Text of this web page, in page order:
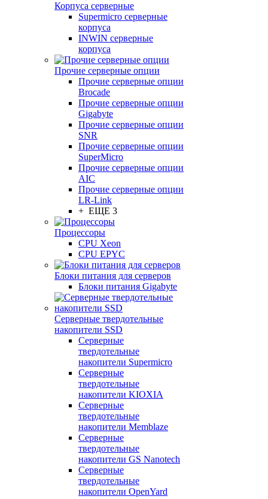
Корпуса серверные
Supermicro серверные
корпуса
INWIN серверные
корпуса
Прочие серверные опции
Прочие серверные опции
Brocade
Прочие серверные опции
Gigabyte
Прочие серверные опции
SNR
Прочие серверные опции
SuperMicro
Прочие серверные опции
AIC
Прочие серверные опции
LR-Link
+ ЕЩЕ 3
Процессоры
CPU Xeon
CPU EPYC
Блоки питания для серверов
Блоки питания Gigabyte
Серверные твердотельные
накопители SSD
Cерверные
твердотельные
накопители Supermicro
Cерверные
твердотельные
накопители KIOXIA
Cерверные
твердотельные
накопители Memblaze
Cерверные
твердотельные
накопители GS Nanotech
Серверные
твердотельные
накопители OpenYard